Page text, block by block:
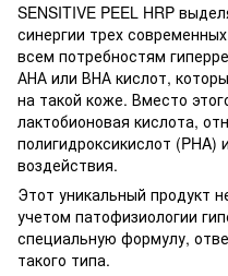
SENSITIVE PEEL HRP
синергии трех
всем потребностям
АНА или ВНА кислот,
на такой коже. Вместо
лактобионовая кислота,
полигидроксикислот
воздействия.
Этот уникальный продукт
учетом патофизиологии
специальную формулу,
такого типа.